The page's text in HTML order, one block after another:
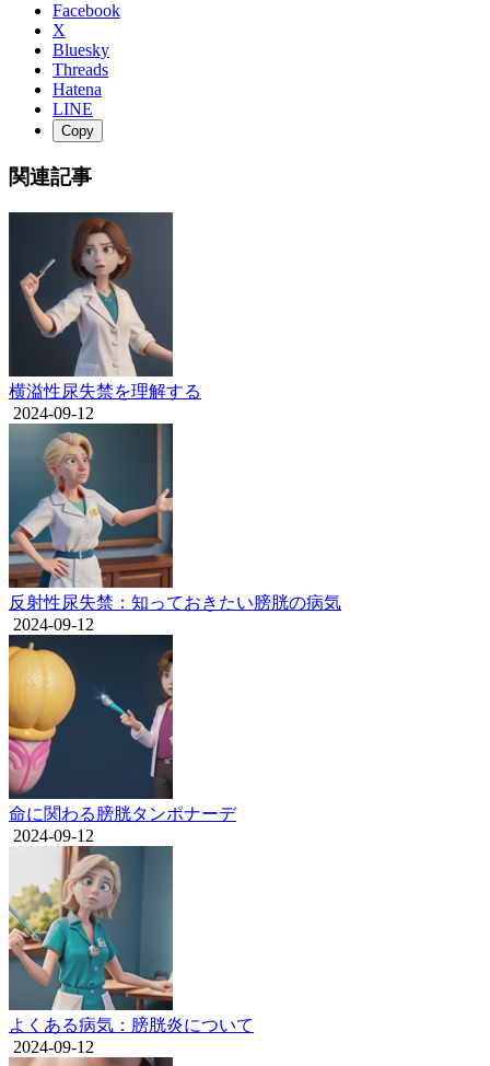
Facebook
X
Bluesky
Threads
Hatena
LINE
Copy
関連記事
横溢性尿失禁を理解する
2024-09-12
反射性尿失禁：知っておきたい膀胱の病気
2024-09-12
命に関わる膀胱タンポナーデ
2024-09-12
よくある病気：膀胱炎について
2024-09-12